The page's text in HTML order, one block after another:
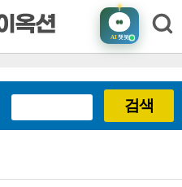
AI챗봇
검색